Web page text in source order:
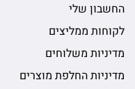
החשבון שלי
לקוחות ממליצים
מדיניות משלוחים
מדיניות החלפת מוצרים